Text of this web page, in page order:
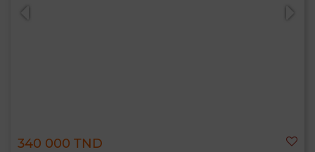
340 000 TND